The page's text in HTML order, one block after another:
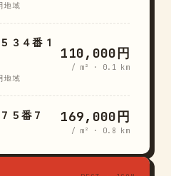
地域
３４番１
地域
110,000円
/ m² · 0.1 km
５番７ 169,000円
/ m² · 0.8 km